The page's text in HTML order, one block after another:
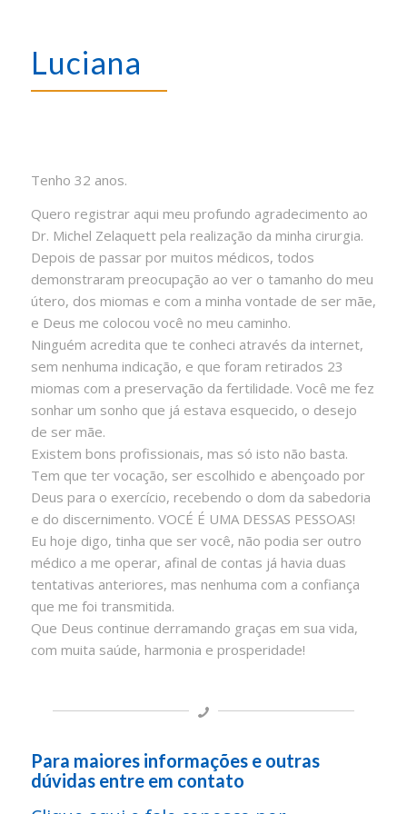
Luciana
Tenho 32 anos.
Quero registrar aqui meu profundo agradecimento ao
Dr. Michel Zelaquett pela realização da minha cirurgia.
Depois de passar por muitos médicos, todos
demonstraram preocupação ao ver o tamanho do meu
útero, dos miomas e com a minha vontade de ser mãe,
e Deus me colocou você no meu caminho.
Ninguém acredita que te conheci através da internet,
sem nenhuma indicação, e que foram retirados 23
miomas com a preservação da fertilidade. Você me fez
sonhar um sonho que já estava esquecido, o desejo
de ser mãe.
Existem bons profissionais, mas só isto não basta.
Tem que ter vocação, ser escolhido e abençoado por
Deus para o exercício, recebendo o dom da sabedoria
e do discernimento. VOCÉ É UMA DESSAS PESSOAS!
Eu hoje digo, tinha que ser você, não podia ser outro
médico a me operar, afinal de contas já havia duas
tentativas anteriores, mas nenhuma com a confiança
que me foi transmitida.
Que Deus continue derramando graças em sua vida,
com muita saúde, harmonia e prosperidade!
Para maiores informações e outras
dúvidas entre em contato